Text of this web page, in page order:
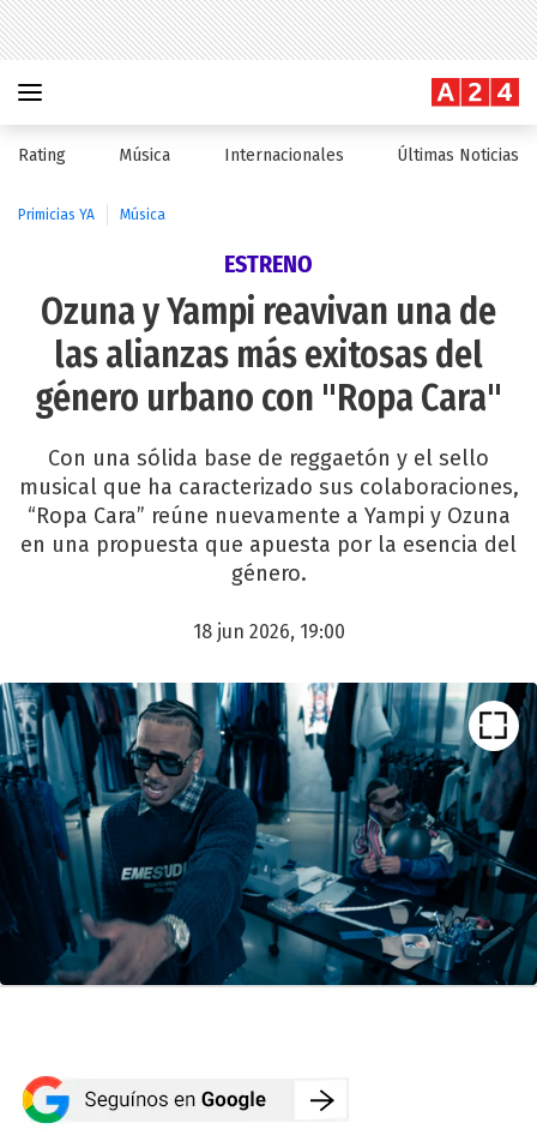
Rating Música Internacionales Últimas Noticias
Primicias YA Música
ESTRENO
Ozuna y Yampi reavivan una de
las alianzas más exitosas del
género urbano con "Ropa Cara"
Con una sólida base de reggaetón y el sello
musical que ha caracterizado sus colaboraciones,
“Ropa Cara” reúne nuevamente a Yampi y Ozuna
en una propuesta que apuesta por la esencia del
género.
18 jun 2026, 19:00